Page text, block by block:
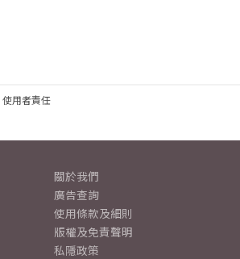
使用者責任
關於我們
廣告查詢
使用條款及細則
版權及免責聲明
私隱政策